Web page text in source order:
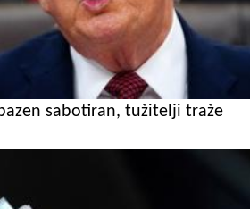
sabotiran, tužitelji traže